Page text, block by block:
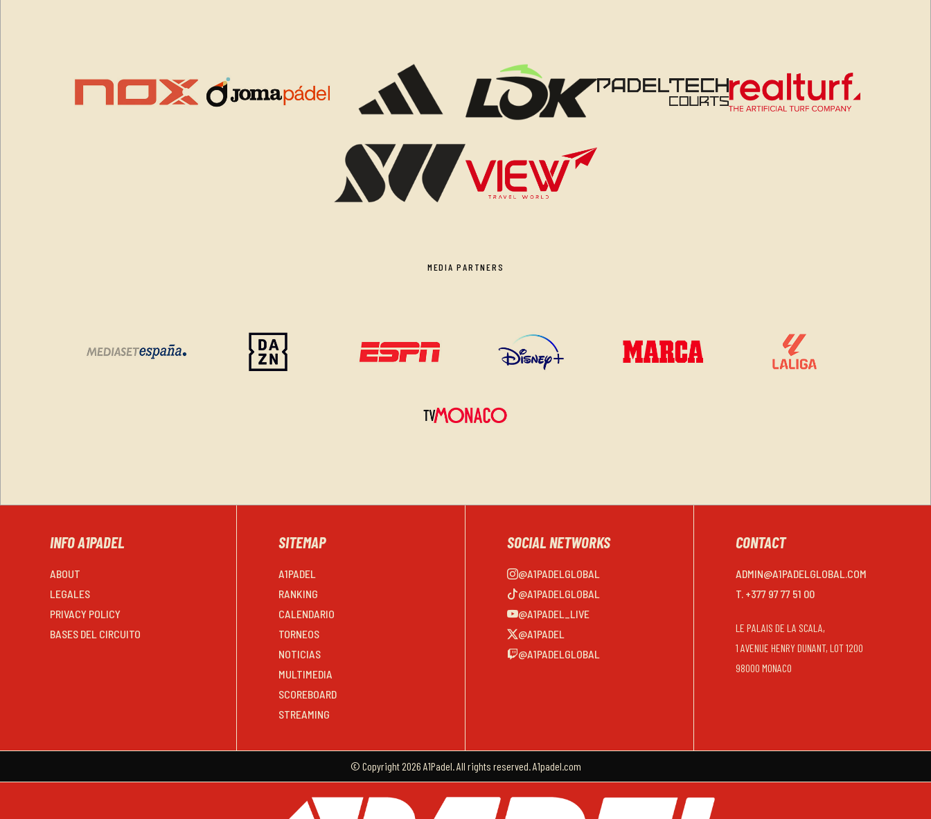
MEDIA PARTNERS
INFO A1PADEL
ABOUT
LEGALES
PRIVACY POLICY
BASES DEL CIRCUITO
SITEMAP
A1PADEL
RANKING
CALENDARIO
TORNEOS
NOTICIAS
MULTIMEDIA
SCOREBOARD
STREAMING
SOCIAL NETWORKS
@A1PADELGLOBAL
@A1PADELGLOBAL
@A1PADEL_LIVE
@A1PADEL
@A1PADELGLOBAL
CONTACT
ADMIN@A1PADELGLOBAL.COM
T. +377 97 77 51 00
LE PALAIS DE LA SCALA,
1 AVENUE HENRY DUNANT, LOT 1200
98000 MONACO
© Copyright 2026 A1Padel. All rights reserved. A1padel.com